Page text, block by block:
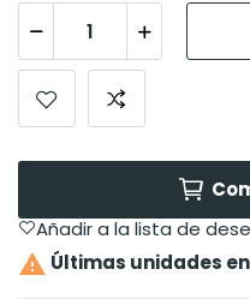
Añadir a la lista de
 Últimas unidades